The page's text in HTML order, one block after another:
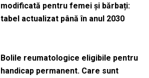
modificată pentru femei și bărbați:
tabel actualizat până în anul 2030
Bolile reumatologice eligibile pentru
handicap permanent. Care sunt